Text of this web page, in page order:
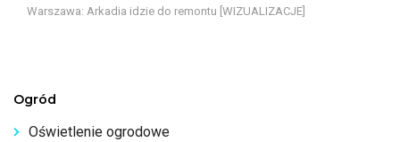
Warszawa: Arkadia idzie do remontu [WIZUALIZACJE]
Ogród
Oświetlenie ogrodowe